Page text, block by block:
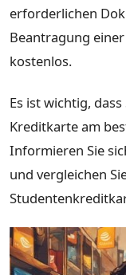
erforderlichen
Beantragung
kostenlos.
Es ist wichtig,
Kreditkarte am
Informieren Sie
und vergleichen